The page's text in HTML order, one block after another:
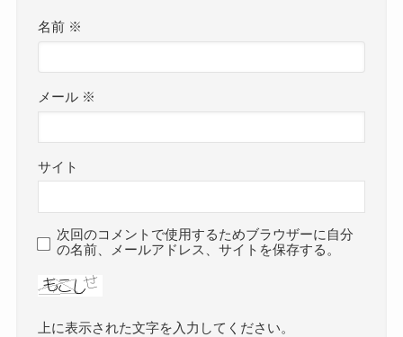
名前 ※
メール ※
サイト
次回のコメントで使用するためブラウザーに自分
の名前、メールアドレス、サイトを保存する。
上に表示された文字を入力してください。